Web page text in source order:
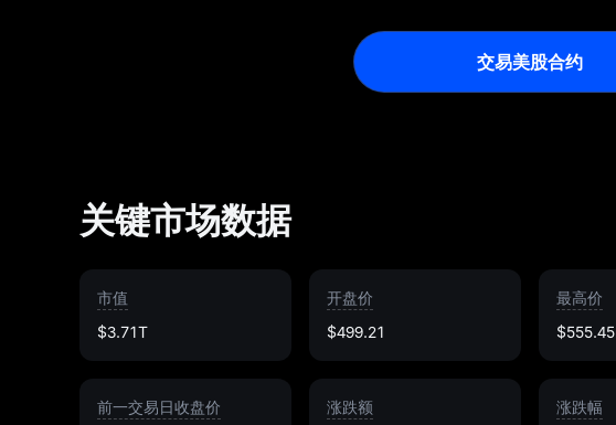
交易美股合约
关键市场数据
市值
$3.71T
开盘价
$499.21
最高价
$555.45
前一交易日收盘价
涨跌额
涨跌幅